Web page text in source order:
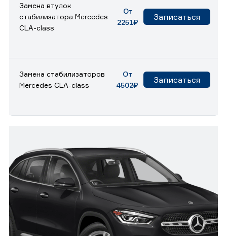
Замена втулок
стабилизатора Mercedes
CLA-class
От
2251₽
Записаться
Замена стабилизаторов
Mercedes CLA-class
От
4502₽
Записаться